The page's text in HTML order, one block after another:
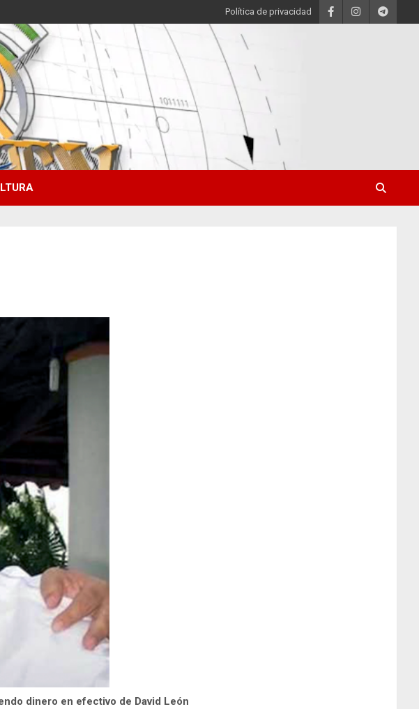
Política de privacidad
dinero en efectivo de David León